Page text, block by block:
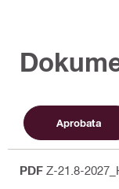
Aprobata
PDF Z-21.8-